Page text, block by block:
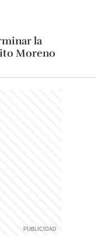
la
Moreno